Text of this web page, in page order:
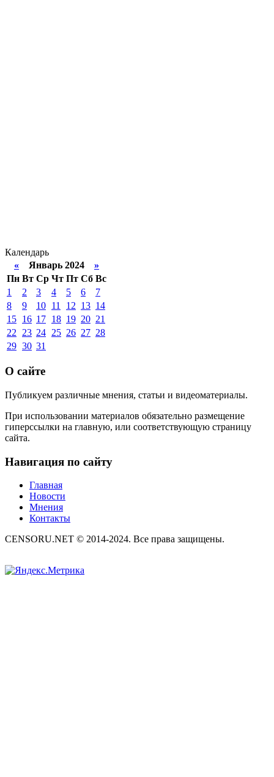
Календарь
« Январь 2024 »
Пн Вт Ср Чт Пт Сб Вс
1
2 3 4 5 6
7
8
9 10 11 12 13 14
15 16 17 18 19 20 21
22
23 24 25 26 27 28
29 30 31
О сайте
Публикуем различные мнения, статьи и видеоматериалы.
При использовании материалов обязательно размещение
гиперссылки на главную, или соответствующую страницу
сайта.
Навигация по сайту
Главная
Новости
Мнения
Контакты
CENSORU.NET © 2014-2024. Все права защищены.